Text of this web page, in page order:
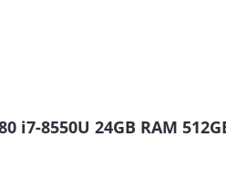
8550U 24GB RAM